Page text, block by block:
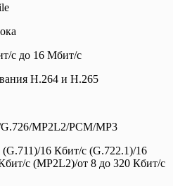
с до 16 Мбит/с
H.264 и H.265
MP2L2/PCM/MP3
16 Кбит/с (G.722.1)/16
с (MP2L2)/от 8 до 320 Кбит/с